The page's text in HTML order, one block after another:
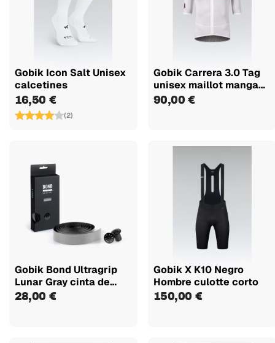
Gobik Icon Salt Unisex
calcetines
16,50 €
(2)
Gobik Carrera 3.0 Tag
unisex maillot manga
corta
90,00 €
Gobik Bond Ultragrip
Lunar Gray cinta de
manillar
28,00 €
Gobik X K10 Negro
Hombre culotte corto
150,00 €